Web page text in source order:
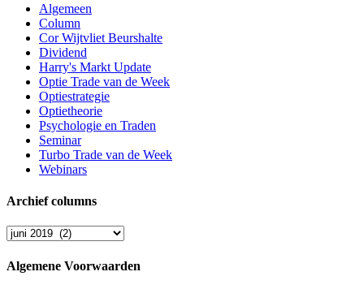
Algemeen
Column
Cor Wijtvliet Beurshalte
Dividend
Harry's Markt Update
Optie Trade van de Week
Optiestrategie
Optietheorie
Psychologie en Traden
Seminar
Turbo Trade van de Week
Webinars
Archief columns
Archief
Algemene Voorwaarden